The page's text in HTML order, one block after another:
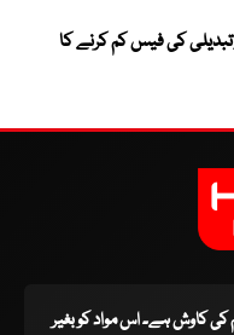
کی فیس کم کرنے کا
کی کاوش ہے۔ اس مواد کو بغیر